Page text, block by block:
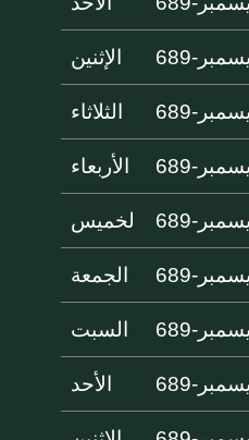
الإثنين
الثلاثاء
الأربعاء
لخميس
الجمعة
السبت
الأحد